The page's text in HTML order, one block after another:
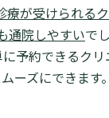
療が受けられる
通院しやすいで
予約できるクリ
ーズにできます。